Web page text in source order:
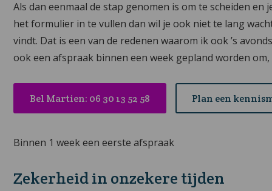
Als dan eenmaal de stap genomen is om te scheiden
het formulier in te vullen dan wil je ook niet te lang
vindt. Dat is een van de redenen waarom ik ook ’s
ook een afspraak binnen een week gepland worden
Bel Martien: 06 30 13 52 58 Plan een
Binnen 1 week een eerste afspraak
Zekerheid in onzekere tijden